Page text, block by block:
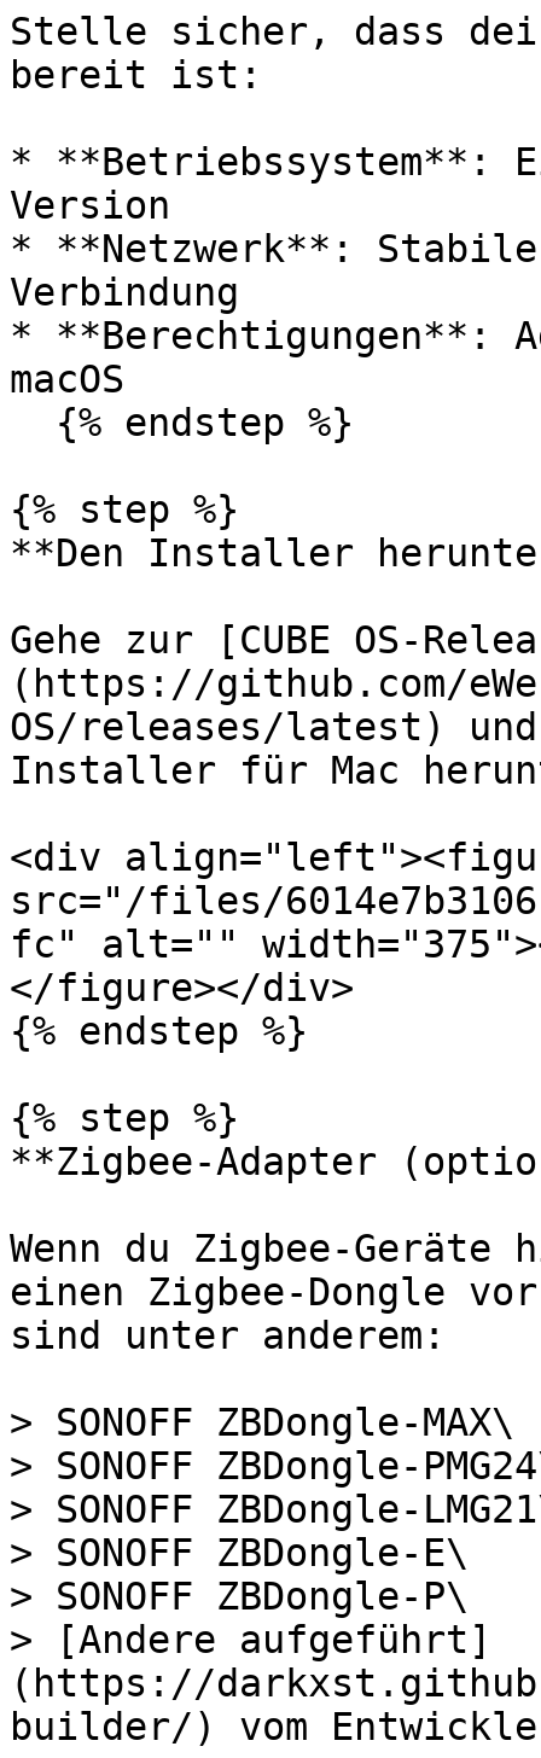
Stelle sicher, dass
bereit ist:
* **Betriebssystem**:
Version
* **Netzwerk**:
Verbindung
* **Berechtigungen**:
macOS
{% step %}
**Den Installer
Gehe zur [CUBE OS-
(https://github.com/
OS/releases/latest)
Installer für Mac
<div
src="/files/
fc" alt=""
</figure></div>
{% endstep %}
{% step %}
**Zigbee-Adapter
Wenn du Zigbee-
einen Zigbee-Dongle
sind unter anderem:
> SONOFF ZBDongle-MAX\
> SONOFF ZBDongle-
> SONOFF ZBDongle-
> SONOFF ZBDongle-E\
> SONOFF ZBDongle-P\
> [Andere aufgeführt]
(https://
builder/) vom